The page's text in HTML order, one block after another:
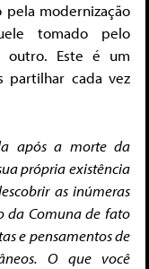
modernização
tomado pelo
outro. Este é um
partilhar cada vez
após a morte da
própria existência
as inúmeras
da Comuna de fato
e pensamentos de
O que você